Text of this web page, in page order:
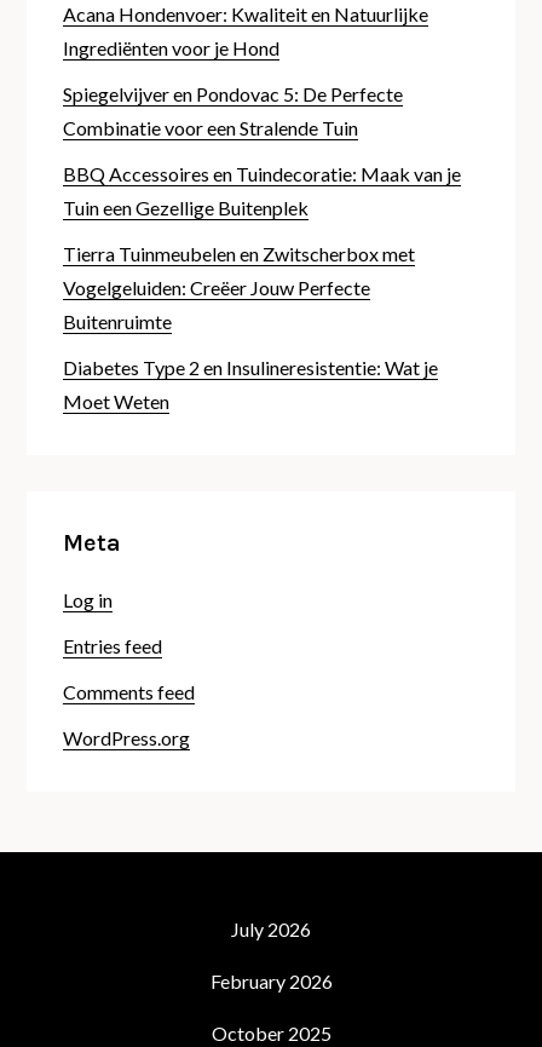
Acana Hondenvoer: Kwaliteit en Natuurlijke
Ingrediënten voor je Hond
Spiegelvijver en Pondovac 5: De Perfecte
Combinatie voor een Stralende Tuin
BBQ Accessoires en Tuindecoratie: Maak van je
Tuin een Gezellige Buitenplek
Tierra Tuinmeubelen en Zwitscherbox met
Vogelgeluiden: Creëer Jouw Perfecte
Buitenruimte
Diabetes Type 2 en Insulineresistentie: Wat je
Moet Weten
Meta
Log in
Entries feed
Comments feed
WordPress.org
July 2026
February 2026
October 2025